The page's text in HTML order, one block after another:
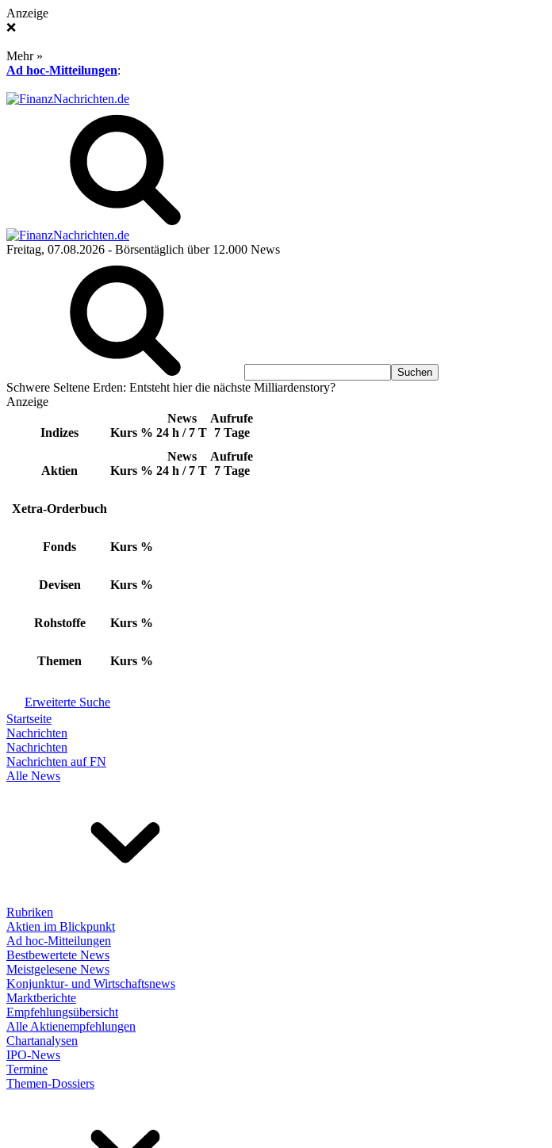
Anzeige
❌
Mehr »
Ad hoc-Mitteilungen:
Freitag, 07.08.2026 - Börsentäglich über 12.000 News
Schwere Seltene Erden: Entsteht hier die nächste Milliardenstory?
Anzeige
Indizes Kurs %
News
24 h / 7 T
Aufrufe
7 Tage
Aktien Kurs %
News
24 h / 7 T
Aufrufe
7 Tage
Xetra-Orderbuch
Fonds Kurs %
Devisen Kurs %
Rohstoffe Kurs %
Themen Kurs %
Erweiterte Suche
Startseite
Nachrichten
Nachrichten
Nachrichten auf FN
Alle News
Rubriken
Aktien im Blickpunkt
Ad hoc-Mitteilungen
Bestbewertete News
Meistgelesene News
Konjunktur- und Wirtschaftsnews
Marktberichte
Empfehlungsübersicht
Alle Aktienempfehlungen
Chartanalysen
IPO-News
Termine
Themen-Dossiers